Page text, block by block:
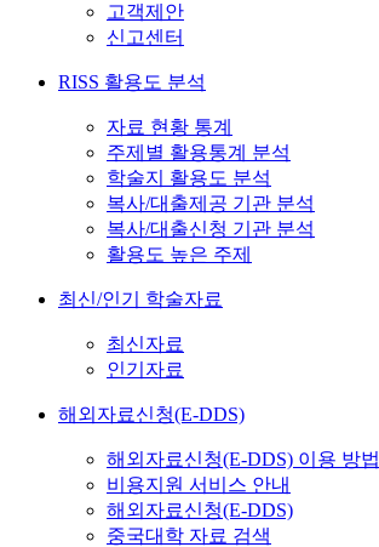
고객제안
신고센터
RISS 활용도 분석
자료 현황 통계
주제별 활용통계 분석
학술지 활용도 분석
복사/대출제공 기관 분석
복사/대출신청 기관 분석
활용도 높은 주제
최신/인기 학술자료
최신자료
인기자료
해외자료신청(E-DDS)
해외자료신청(E-DDS) 이용 방법
비용지원 서비스 안내
해외자료신청(E-DDS)
중국대학 자료 검색